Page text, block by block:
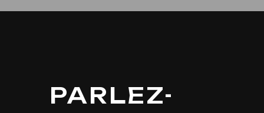
PARLEZ-